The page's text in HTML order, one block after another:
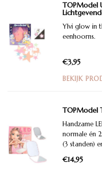
TOPModel
Ylvi glow in
eenhoorns.
€3,95
BEKIJK
TOPModel
Handzame
normale én
(3 standen)
& Me design!
€14,95